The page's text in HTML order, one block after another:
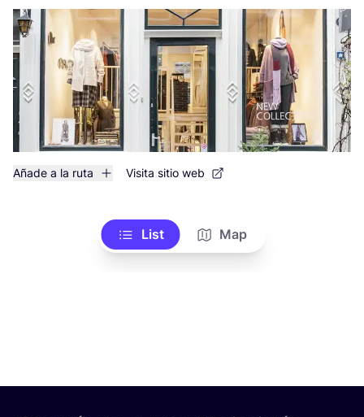
Añade a la ruta Visita sitio web
List Map